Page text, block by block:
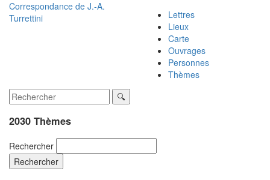
Correspondance de J.-A.
Turrettini
Lettres
Lieux
Carte
Ouvrages
Personnes
Thèmes
2030 Thèmes
Rechercher
Rechercher